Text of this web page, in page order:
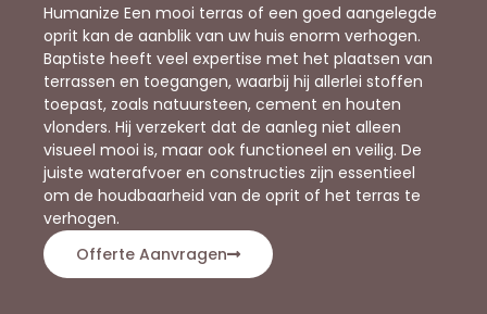
Humanize Een mooi terras of een goed aangelegde
oprit kan de aanblik van uw huis enorm verhogen.
Baptiste heeft veel expertise met het plaatsen van
terrassen en toegangen, waarbij hij allerlei stoffen
toepast, zoals natuursteen, cement en houten
vlonders. Hij verzekert dat de aanleg niet alleen
visueel mooi is, maar ook functioneel en veilig. De
juiste waterafvoer en constructies zijn essentieel
om de houdbaarheid van de oprit of het terras te
verhogen.
Offerte Aanvragen